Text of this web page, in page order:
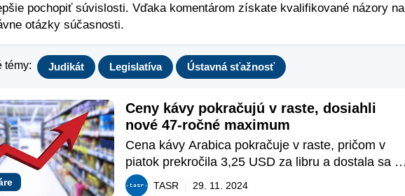
pochopiť súvislosti. Vďaka komentárom získate kvalifikované názory na
otázky súčasnosti.
témy: Judikát Legislatíva Ústavná sťažnosť
Ceny kávy pokračujú v raste, dosiahli
nové 47-ročné maximum
Cena kávy Arabica pokračuje v raste, pričom v
piatok prekročila 3,25 USD za libru a dostala sa
na novú najvyššiu úroveň za 47 rokov.
TASR 29. 11. 2024